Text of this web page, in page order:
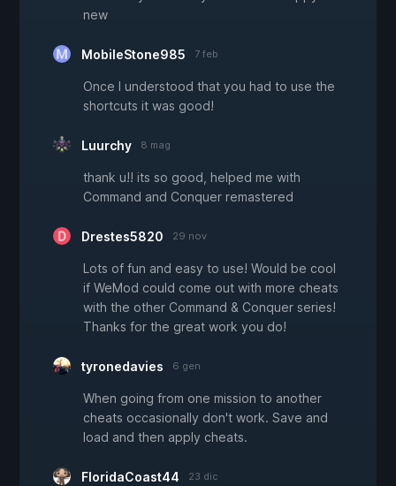
new
MobileStone985 7 feb
Once I understood that you had to use the
shortcuts it was good!
Luurchy 8 mag
thank u!! its so good, helped me with
Command and Conquer remastered
Drestes5820 29 nov
Lots of fun and easy to use! Would be cool
if WeMod could come out with more cheats
with the other Command & Conquer series!
Thanks for the great work you do!
tyronedavies 6 gen
When going from one mission to another
cheats occasionally don't work. Save and
load and then apply cheats.
FloridaCoast44 23 dic